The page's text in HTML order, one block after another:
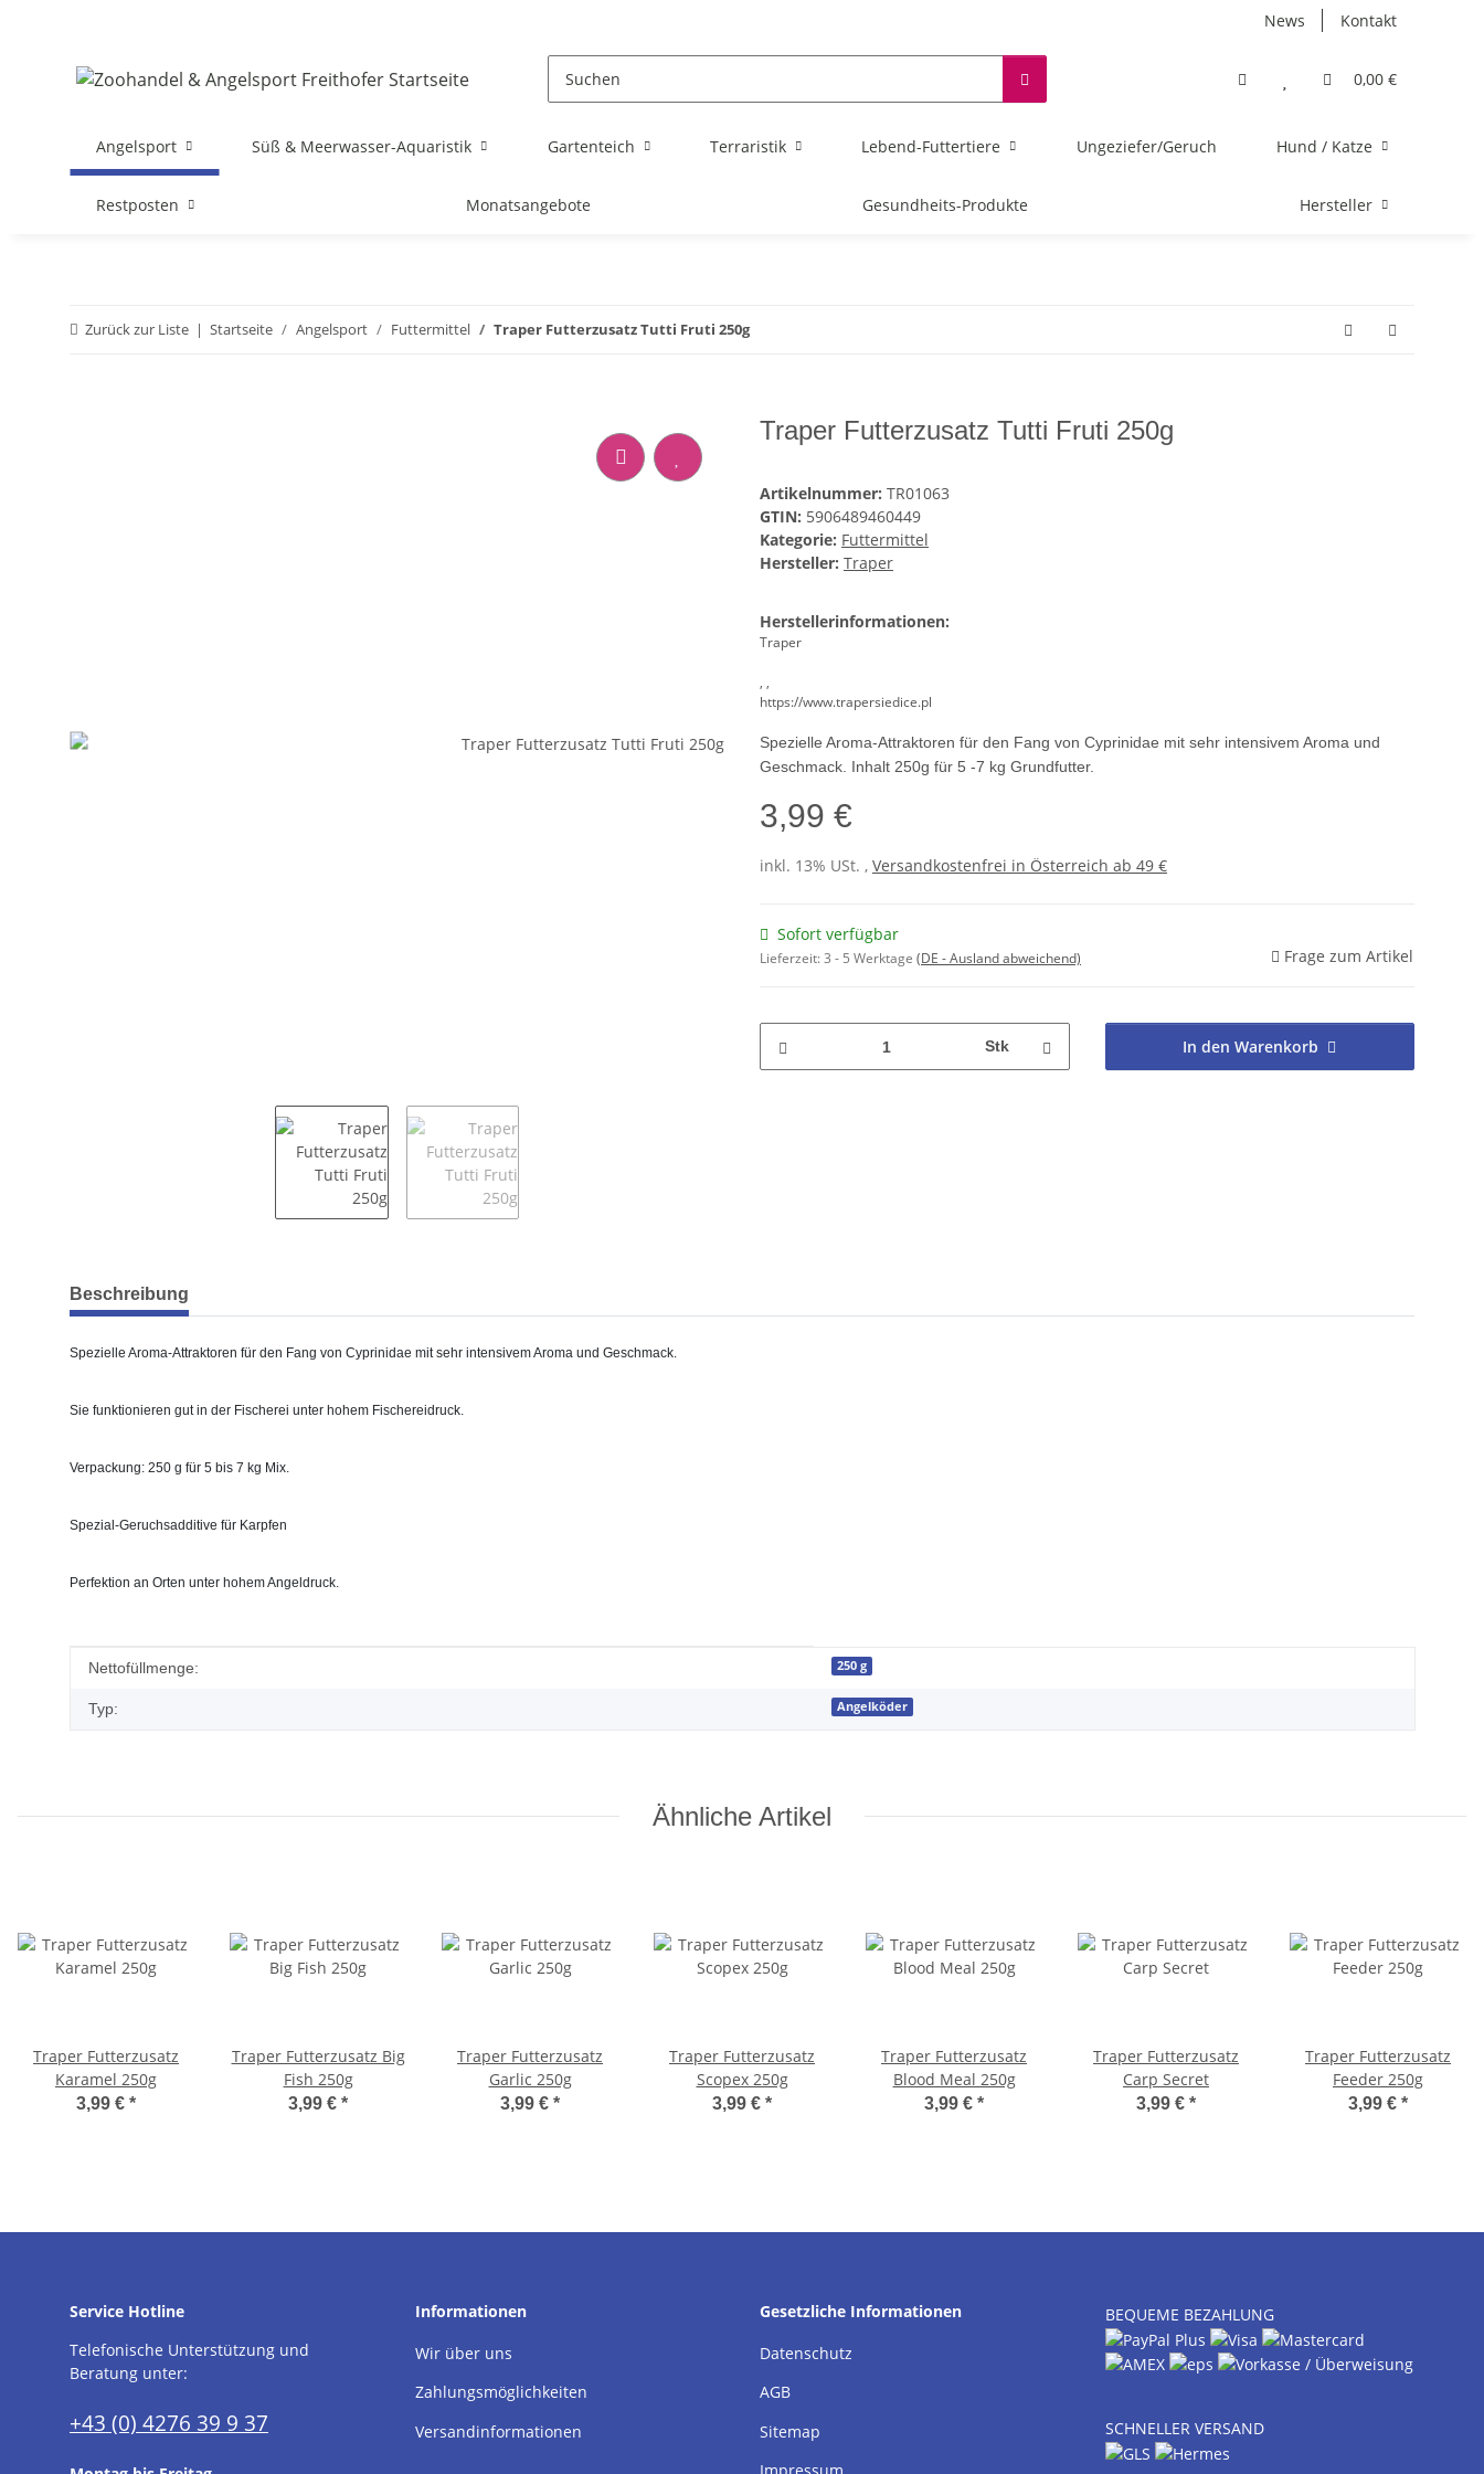
News Kontakt
0,00 €
Angelsport Süß & Meerwasser-Aquaristik Gartenteich Terraristik Lebend-Futtertiere Ungeziefer/Geruch Hund / Katze
Restposten Monatsangebote Gesundheits-Produkte Hersteller
Zurück zur Liste Startseite Angelsport Futtermittel Traper Futterzusatz Tutti Fruti 250g
Traper Futterzusatz Tutti Fruti 250g
Artikelnummer: TR01063
GTIN: 5906489460449
Kategorie: Futtermittel
Hersteller: Traper
Herstellerinformationen:
Traper
, ,
https://www.trapersiedice.pl
Spezielle Aroma-Attraktoren für den Fang von Cyprinidae mit sehr intensivem Aroma und
Geschmack. Inhalt 250g für 5 -7 kg Grundfutter.
3,99 €
inkl. 13% USt. , Versandkostenfrei in Österreich ab 49 €
Sofort verfügbar
Lieferzeit:3 - 5 Werktage (DE - Ausland abweichend) Frage zum Artikel
Stk In den Warenkorb
weitere Registerkarten anzeigen
Beschreibung
Spezielle Aroma-Attraktoren für den Fang von Cyprinidae mit sehr intensivem Aroma und Geschmack.
Sie funktionieren gut in der Fischerei unter hohem Fischereidruck.
Verpackung: 250 g für 5 bis 7 kg Mix.
Spezial-Geruchsadditive für Karpfen
Perfektion an Orten unter hohem Angeldruck.
Produkteigenschaft
Wert
Nettofüllmenge: 250 g
Typ: Angelköder
Ähnliche Artikel
Traper Futterzusatz
Karamel 250g
3,99 € *
Traper Futterzusatz Big
Fish 250g
3,99 € *
Traper Futterzusatz
Garlic 250g
3,99 € *
Traper Futterzusatz
Scopex 250g
3,99 € *
Traper Futterzusatz
Blood Meal 250g
3,99 € *
Traper Futterzusatz
Carp Secret
3,99 € *
Traper Futterzusatz
Feeder 250g
3,99 € *
Service Hotline
Telefonische Unterstützung und
Beratung unter:
+43 (0) 4276 39 9 37
Informationen
Wir über uns
Zahlungsmöglichkeiten
Versandinformationen
Gesetzliche Informationen
Datenschutz
AGB
Sitemap
BEQUEME BEZAHLUNG
SCHNELLER VERSAND